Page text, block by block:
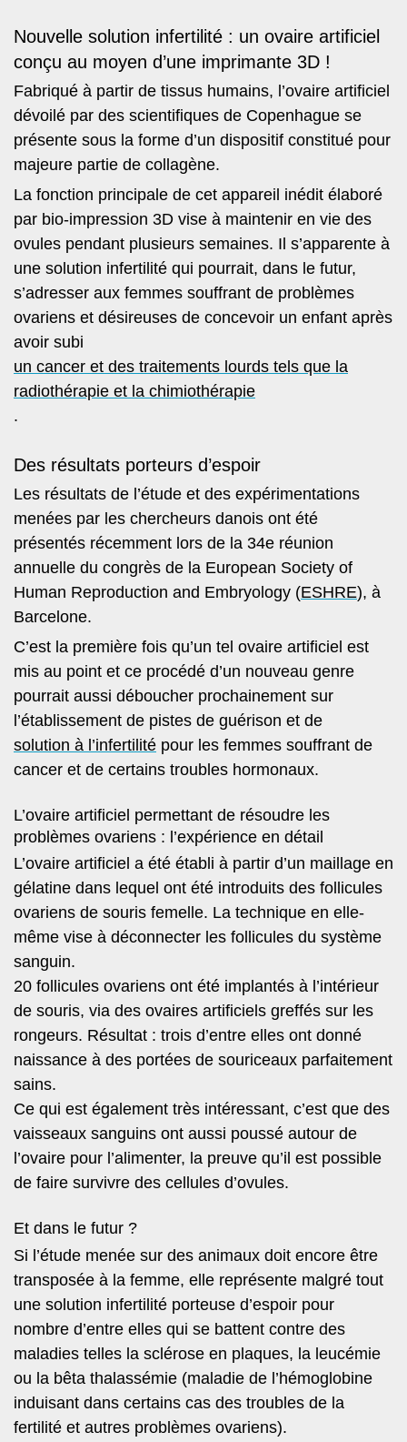
Nouvelle solution infertilité : un ovaire artificiel
conçu au moyen d’une imprimante 3D !
Fabriqué à partir de tissus humains, l’ovaire artificiel
dévoilé par des scientifiques de Copenhague se
présente sous la forme d’un dispositif constitué pour
majeure partie de collagène.
La fonction principale de cet appareil inédit élaboré
par bio-impression 3D vise à maintenir en vie des
ovules pendant plusieurs semaines. Il s’apparente à
une solution infertilité qui pourrait, dans le futur,
s’adresser aux femmes souffrant de problèmes
ovariens et désireuses de concevoir un enfant après
avoir subi
un cancer et des traitements lourds tels que la
radiothérapie et la chimiothérapie
.
Des résultats porteurs d’espoir
Les résultats de l’étude et des expérimentations
menées par les chercheurs danois ont été
présentés récemment lors de la 34e réunion
annuelle du congrès de la European Society of
Human Reproduction and Embryology (ESHRE), à
Barcelone.
C’est la première fois qu’un tel ovaire artificiel est
mis au point et ce procédé d’un nouveau genre
pourrait aussi déboucher prochainement sur
l’établissement de pistes de guérison et de
solution à l’infertilité pour les femmes souffrant de
cancer et de certains troubles hormonaux.
L’ovaire artificiel permettant de résoudre les
problèmes ovariens : l’expérience en détail
L’ovaire artificiel a été établi à partir d’un maillage en
gélatine dans lequel ont été introduits des follicules
ovariens de souris femelle. La technique en elle-
même vise à déconnecter les follicules du système
sanguin.
20 follicules ovariens ont été implantés à l’intérieur
de souris, via des ovaires artificiels greffés sur les
rongeurs. Résultat : trois d’entre elles ont donné
naissance à des portées de souriceaux parfaitement
sains.
Ce qui est également très intéressant, c’est que des
vaisseaux sanguins ont aussi poussé autour de
l’ovaire pour l’alimenter, la preuve qu’il est possible
de faire survivre des cellules d’ovules.
Et dans le futur ?
Si l’étude menée sur des animaux doit encore être
transposée à la femme, elle représente malgré tout
une solution infertilité porteuse d’espoir pour
nombre d’entre elles qui se battent contre des
maladies telles la sclérose en plaques, la leucémie
ou la bêta thalassémie (maladie de l’hémoglobine
induisant dans certains cas des troubles de la
fertilité et autres problèmes ovariens).